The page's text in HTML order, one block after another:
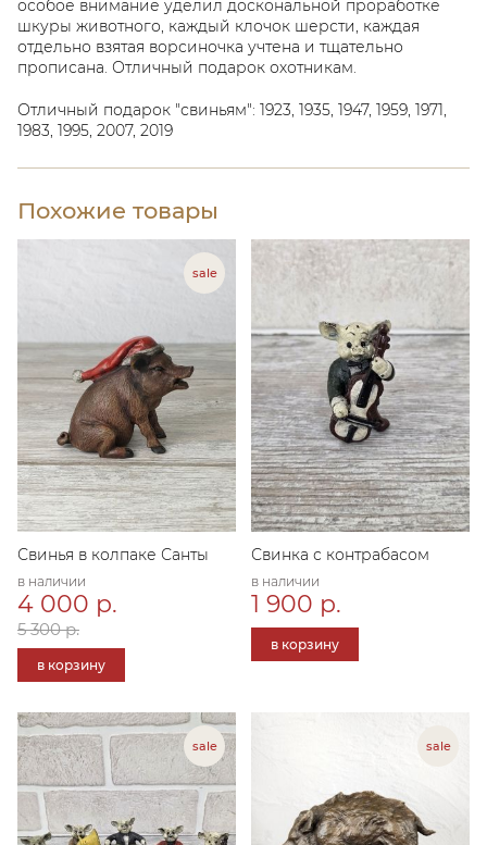
особое внимание уделил доскональной проработке
шкуры животного, каждый клочок шерсти, каждая
отдельно взятая ворсиночка учтена и тщательно
прописана. Отличный подарок охотникам.
Отличный подарок "свиньям": 1923, 1935, 1947, 1959, 1971,
1983, 1995, 2007, 2019
Похожие товары
Свинья в колпаке Санты
в наличии
4 000 р.
5 300 р.
в корзину
Свинка с контрабасом
в наличии
1 900 р.
в корзину